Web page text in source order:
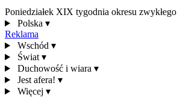
Poniedziałek XIX tygodnia okresu zwykłego
Polska ▾
Reklama
Wschód ▾
Świat ▾
Duchowość i wiara ▾
Jest afera! ▾
Więcej ▾